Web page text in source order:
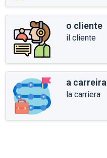
o cliente
il cliente
a carreira
la carriera